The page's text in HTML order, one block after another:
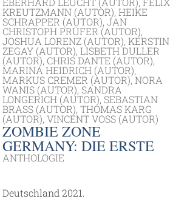
KREUTZMANN (AUTOR), HEIKE
SCHRAPPER (AUTOR), JAN
CHRISTOPH PRÜFER (AUTOR),
JOSHUA LORENZ (AUTOR), KERSTIN
ZEGAY (AUTOR), LISBETH DULLER
(AUTOR), CHRIS DANTE (AUTOR),
MARINA HEIDRICH (AUTOR),
MARKUS CREMER (AUTOR), NORA
WANIS (AUTOR), SANDRA
LONGERICH (AUTOR), SEBASTIAN
BRASS (AUTOR), THOMAS KARG (
AUTOR), VINCENT VOSS (AUTOR)
ZOMBIE ZONE
GERMANY: DIE ERSTE
ANTHOLOGIE
Deutschland 2021.